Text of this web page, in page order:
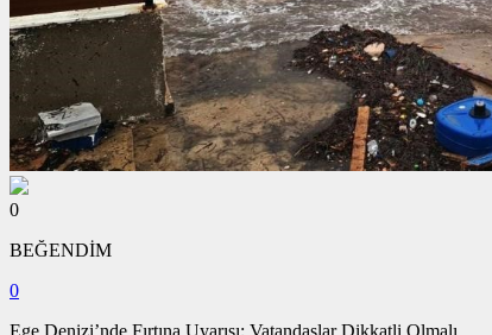
0
BEĞENDİM
0
Ege Denizi’nde Fırtına Uyarısı: Vatandaşlar Dikkatli Olmalı